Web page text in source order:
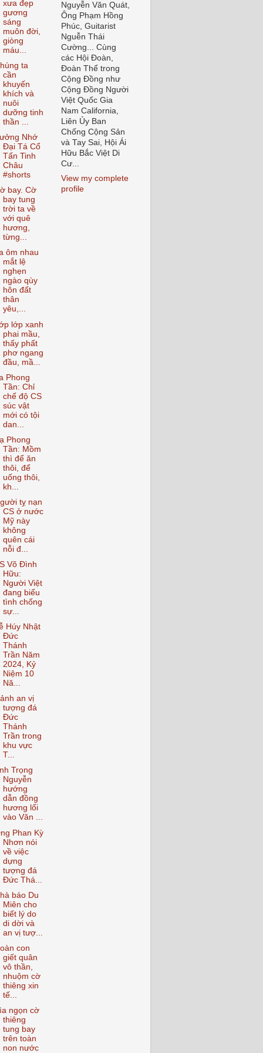
xưa đẹp
gương
sáng
muôn đời,
giòng
máu...
ta
cần
khuyến
khích và
nuôi
dưỡng tinh
thần ...
Nhớ
Đại Tá Cổ
Tấn Tinh
Châu
#shorts
bay. Cờ
bay tung
trời ta về
với quê
hương,
từng...
ôm nhau
mắt lệ
nghẹn
ngào qùy
hôn đất
thân
yêu,...
lớp xanh
phai mầu,
thấy phất
phơ ngang
đầu, mầ...
Phong
Tần: Chỉ
chế độ CS
súc vật
mới có tội
dan...
Phong
Tần: Mồm
thì để ăn
thôi, để
uống thôi,
kh...
tỵ nạn
CS ở nước
Mỹ này
không
quên cái
nỗi đ...
Võ Đình
Hữu:
Người Việt
đang biểu
tình chống
sự...
Húy Nhật
Đức
Thánh
Trần Năm
2024, Kỷ
Niệm 10
Nă...
an vị
tượng đá
Đức
Thánh
Trần trong
khu vực
T...
Trọng
Nguyễn
hướng
dẫn đồng
hương lối
vào Văn ...
Phan Kỳ
Nhơn nói
về việc
dựng
tượng đá
Đức Thá...
báo Du
Miên cho
biết lý do
di dời và
an vị tượ...
con
giết quân
vô thần,
nhuộm cờ
thiêng xin
tế...
ngọn cờ
thiêng
tung bay
trên toàn
non nước
Nguyễn Văn Quát,
Ông Phạm Hồng
Phúc, Guitarist
Nguễn Thái
Cường... Cùng
các Hội Đoàn,
Đoàn Thể trong
Cộng Đồng như
Cộng Đồng Người
Việt Quốc Gia
Nam California,
Liên Ủy Ban
Chống Cộng Sản
và Tay Sai, Hội Ái
Hữu Bắc Việt Di
Cư...
View my complete
profile